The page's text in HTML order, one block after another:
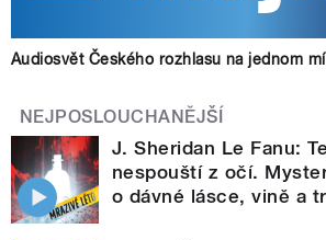
Audiosvět Českého rozhlasu na jednom
NEJPOSLOUCHANĚJŠÍ
J. Sheridan Le Fanu:
nespouští z očí.
o dávné lásce, vině a